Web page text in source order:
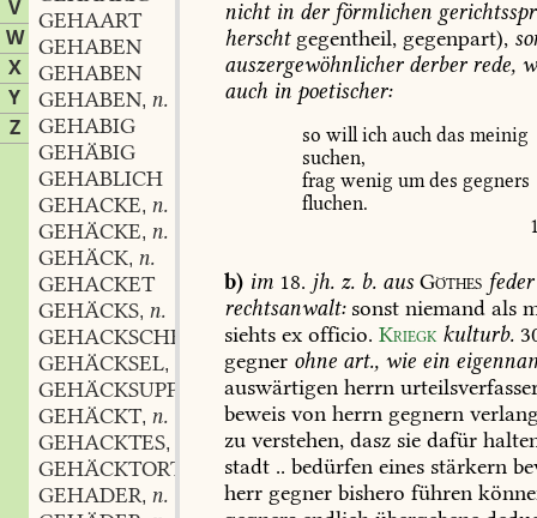
V
W
X
Y
Z
GEHAART
GEHABEN
GEHABEN
GEHABEN, n.
GEHABIG
GEHÄBIG
GEHABLICH
GEHACKE, n.
GEHÄCKE, n.
GEHÄCK, n.
GEHACKET
GEHÄCKS, n.
GEHACKSCHE
GEHÄCKSEL,
GEHÄCKSUPPE
GEHÄCKT, n.
GEHACKTES,
GEHÄCKTORTE
GEHADER, n.
nichtin derförmlichen
herschtgegentheil, gegenpart),
auszergewöhnlicherderberrede,
auch in poetischer:
so willich auch das meinig
suchen,
frag wenig umdes gegners
fluchen.
b) im 18. jh. z. b. aus Göthes feder
rechtsanwalt:sonst niemand als
siehts ex officio. Kriegk kulturb.
gegner ohne art., wie ein
auswärtigen herrn
beweis von herrn gegnern
zu verstehen, dasz sie dafür
stadt .. bedürfen eines stärkern
herr gegner bishero führen